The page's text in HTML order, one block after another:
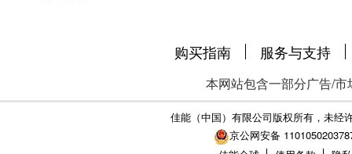
购买指南 服务与支持
本网站包含一部分广告/
佳能（中国）有限公司版权所有，未经
京公网安备